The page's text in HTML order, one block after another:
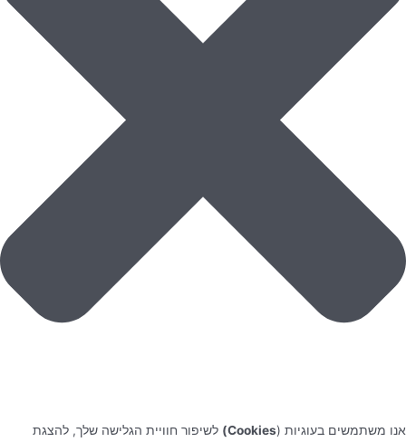
אנו משתמשים בעוגיות (Cookies)
לשיפור חוויית הגלישה שלך, להצגת